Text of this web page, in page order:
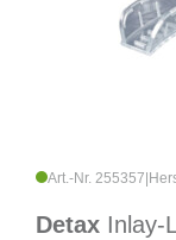
Art.-Nr. 255357
Detax Inlay-